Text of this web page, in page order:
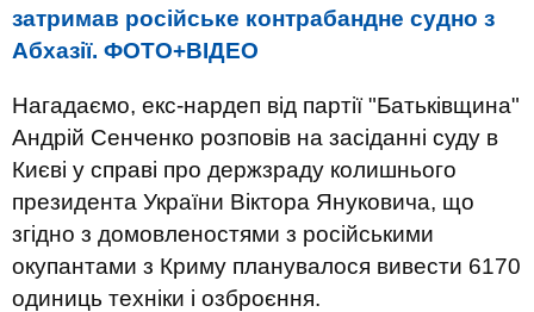
затримав російське контрабандне судно з
Абхазії. ФОТО+ВІДЕО
Нагадаємо, екс-нардеп від партії "Батьківщина"
Андрій Сенченко розповів на засіданні суду в
Києві у справі про держзраду колишнього
президента України Віктора Януковича, що
згідно з домовленостями з російськими
окупантами з Криму планувалося вивести 6170
одиниць техніки і озброєння.